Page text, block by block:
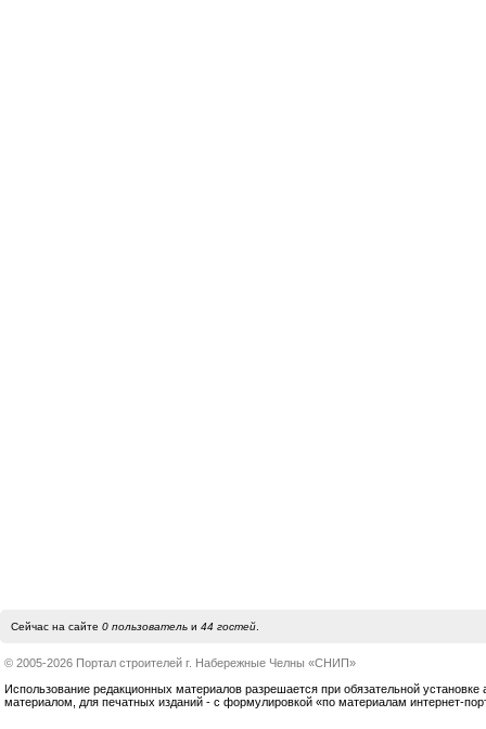
Сейчас на сайте 0 пользовательи 44 гостей.
© 2005-2026 Портал строителей г. Набережные Челны «СНИП»
Использование редакционных материалов разрешается при обязательной установке
материалом, для печатных изданий - с формулировкой «по материалам интернет-